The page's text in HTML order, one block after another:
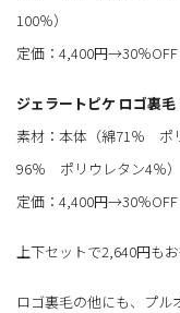
100％）
定価：4,400円→30％
ジェラートピケ ロゴ裏
素材：本体（綿71％ ポ
96％ ポリウレタン4％）
定価：4,400円→30％
上下セットで2,640円もお
ロゴ裏毛の他にも、プ